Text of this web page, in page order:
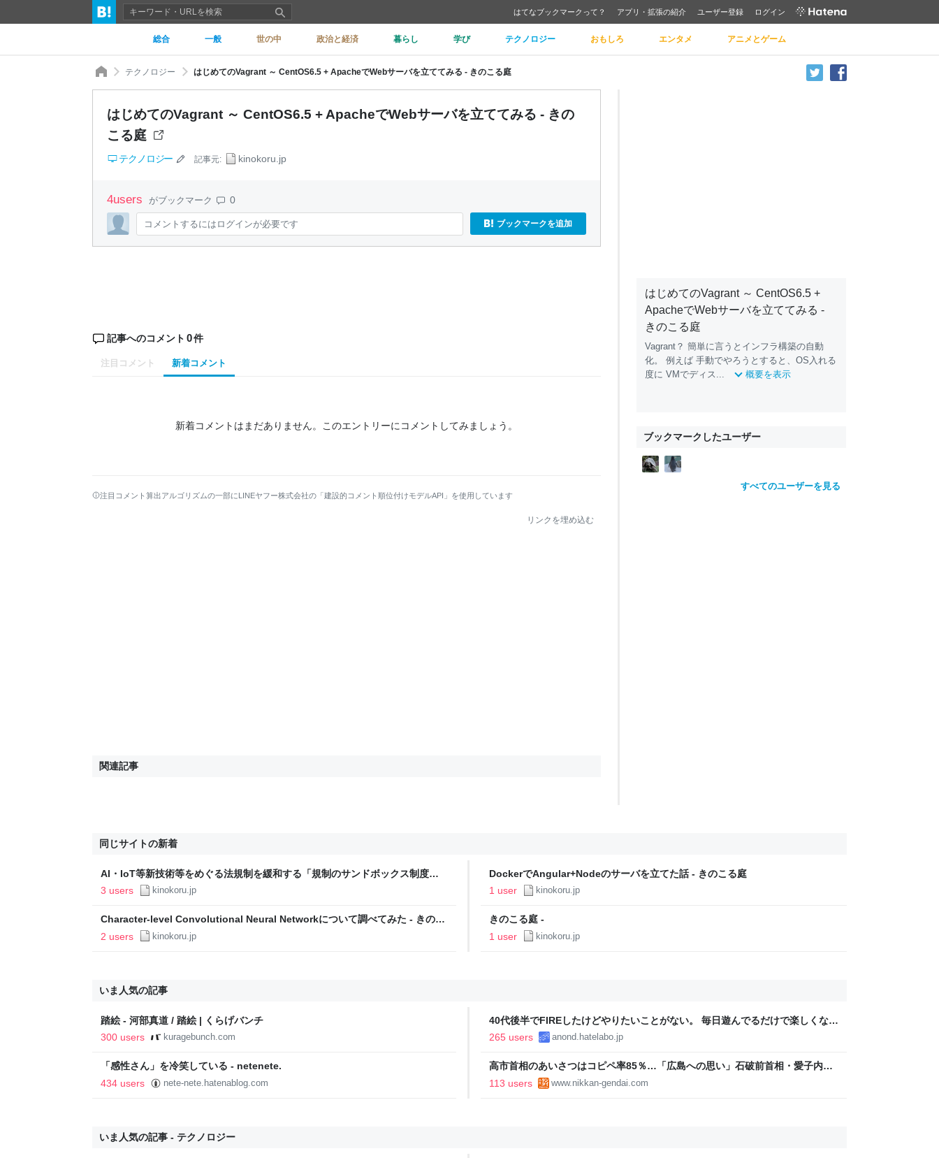
はてなブックマークって？ アプリ・拡張の紹介 ユーザー登録 ログイン
総合 一般 世の中 政治と経済 暮らし 学び テクノロジー おもしろ エンタメ アニメとゲーム
テクノロジー はじめてのVagrant ～ CentOS6.5 + ApacheでWebサーバを立ててみる - きのこる庭
はじめてのVagrant ～ CentOS6.5 + ApacheでWebサーバを立ててみる - きの
こる庭
テクノロジー 記事元: kinokoru.jp
4users がブックマーク 0
コメントするにはログインが必要です ブックマークを追加
記事へのコメント 0件
注目コメント 新着コメント
新着コメントはまだありません。 このエントリーにコメントしてみましょう。
注目コメント算出アルゴリズムの一部にLINEヤフー株式会社の「建設的コメント順位付けモデルAPI」を使用しています
リンクを埋め込む
関連記事
はじめてのVagrant ～ CentOS6.5 +
ApacheでWebサーバを立ててみる -
きのこる庭
Vagrant？ 簡単に言うとインフラ構築の自動
化。 例えば 手動でやろうとすると、OS入れる
度に VMでディス...
概要を表示
ブックマークしたユーザー
すべてのユーザーを見る
同じサイトの新着
AI・IoT等新技術等をめぐる法規制を緩和する「規制のサンドボックス制度」
についてまとめてみた - きのこる庭
3 users kinokoru.jp
DockerでAngular+Nodeのサーバを立てた話 - きのこる庭
1 user
kinokoru.jp
Character-level Convolutional Neural Networkについて調べてみた - きのこ
る庭
2 users kinokoru.jp
きのこる庭 -
1 user
kinokoru.jp
いま人気の記事
踏絵 - 河部真道 / 踏絵 | くらげバンチ
300 users
kuragebunch.com
40代後半でFIREしたけどやりたいことがない。 毎日遊んでるだけで楽しくな
い..
265 users anond.hatelabo.jp
「感性さん」を冷笑している - netenete.
434 users
nete-nete.hatenablog.com
高市首相のあいさつはコピペ率85％…「広島への思い」石破前首相・愛子内親
王とは絶望的格差｜日刊ゲンダイDIGITAL
113 users www.nikkan-gendai.com
いま人気の記事 - テクノロジー